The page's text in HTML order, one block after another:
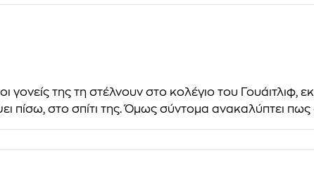
γονείς της τη στέλνουν στο κολέγιο του Γουάιτλιφ,
πίσω, στο σπίτι της. Όμως σύντομα ανακαλύπτει